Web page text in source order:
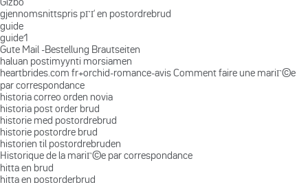
gjennomsnittspris pГҐ en postordrebrud
guide
guide1
Gute Mail -Bestellung Brautseiten
haluan postimyynti morsiamen
heartbrides.com fr+orchid-romance-avis Comment faire une mariГ©e
par correspondance
historia correo orden novia
historia post order brud
historie med postordrebrud
historie postordre brud
historien til postordrebruden
Historique de la mariГ©e par correspondance
hitta en brud
hitta en postorderbrud